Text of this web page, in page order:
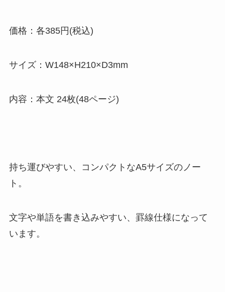
価格：各385円(税込)
サイズ：W148×H210×D3mm
内容：本文 24枚(48ページ)
持ち運びやすい、コンパクトなA5サイズのノー
ト。
文字や単語を書き込みやすい、罫線仕様になって
います。